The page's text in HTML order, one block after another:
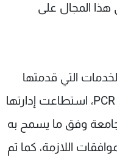
المجال على
التي قدمتها
الجامعة اللبنانية في فحوصات الـ PCR، استطاعت إدارتها
وفق ما يسمح به
اللازمة، كما تم